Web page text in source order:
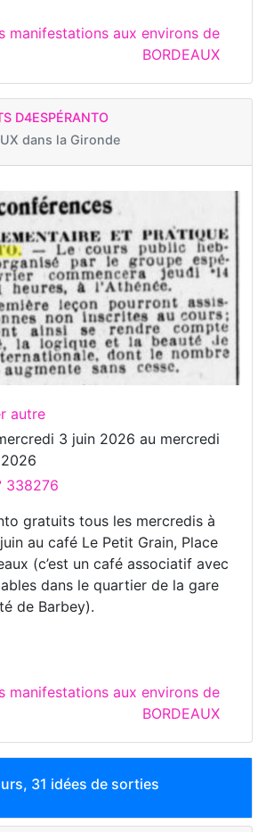
manifestations aux environs de
BORDEAUX
D4ESPÉRANTO
dans la Gironde
autre
3 juin 2026 au mercredi
338276
gratuits tous les mercredis à
au café Le Petit Grain, Place
(c’est un café associatif avec
dans le quartier de la gare
de Barbey).
manifestations aux environs de
BORDEAUX
31 idées de sorties